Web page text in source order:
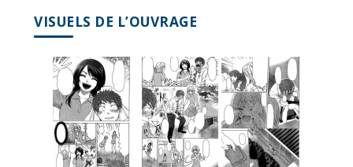
VISUELS DE L’OUVRAGE